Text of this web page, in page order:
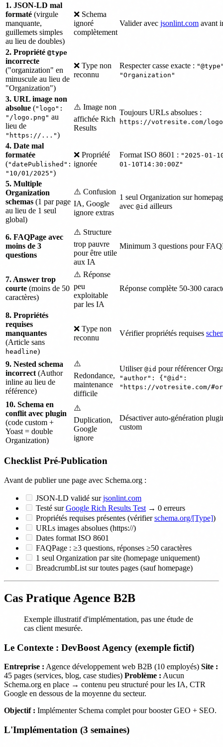
1. JSON-LD mal
formaté (virgule
manquante,
guillemets simples
au lieu de doubles)
❌ Schema
ignoré
complètement
Valider avec jsonlint.com avant
2. Propriété @type
incorrecte
("organization" en
minuscule au lieu de
"Organization")
❌ Type non
reconnu
Respecter casse exacte :
"Organization"
3. URL image non
absolue ("logo":
"/logo.png" au
lieu de
"https://...")
⚠️ Image non
affichée Rich
Results
Toujours URLs absolues :
https://votresite.com/
4. Date mal
formatée
("datePublished":
"10/01/2025")
❌ Propriété
ignorée
Format ISO 8601 : "2025-01-
01-10T14:30:00Z"
5. Multiple
Organization
schemas (1 par page
au lieu de 1 seul
global)
⚠️ Confusion
IA, Google
ignore extras
1 seul Organization sur
avec @id ailleurs
6. FAQPage avec
moins de 3
questions
⚠️ Structure
trop pauvre
pour être utile
aux IA
Minimum 3 questions pour
7. Answer trop
courte (moins de 50
caractères)
⚠️ Réponse
peu
exploitable
par les IA
Réponse complète 50-300
8. Propriétés
requises
manquantes
(Article sans
headline)
❌ Type non
reconnu
Vérifier propriétés requises
9. Nested schema
incorrect (Author
inline au lieu de
référence)
⚠️
Redondance,
maintenance
difficile
Utiliser @id pour référencer
"author": {"@id":
"https://votresite.com/
10. Schema en
conflit avec plugin
(code custom +
Yoast = double
Organization)
⚠️
Duplication,
Google
ignore
Désactiver auto-génération
custom
Checklist Pré-Publication
Avant de publier une page avec Schema.org :
JSON-LD validé surjsonlint.com
Testé surGoogle Rich Results Test → 0 erreurs
Propriétés requises présentes (vérifierschema.org/[Type])
URLs images absolues (https://)
Dates format ISO 8601
FAQPage : ≥3 questions, réponses ≥50 caractères
1 seul Organization par site (homepage uniquement)
BreadcrumbList sur toutes pages (sauf homepage)
Cas Pratique Agence B2B
Exemple illustratif d'implémentation, pas une étude de
cas client mesurée.
Le Contexte : DevBoost Agency (exemple fictif)
Entreprise : Agence développement web B2B (10 employés) Site :
45 pages (services, blog, case studies) Problème : Aucun
Schema.org en place → contenu peu structuré pour les IA, CTR
Google en dessous de la moyenne du secteur.
Objectif : Implémenter Schema complet pour booster GEO + SEO.
L'Implémentation (3 semaines)